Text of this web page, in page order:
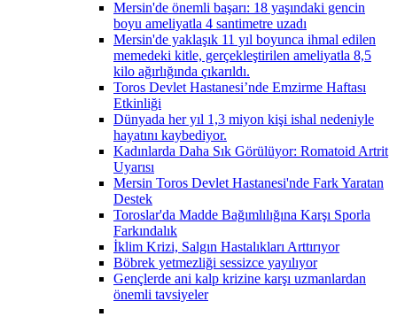
Mersin'de önemli başarı: 18 yaşındaki gencin
boyu ameliyatla 4 santimetre uzadı
Mersin'de yaklaşık 11 yıl boyunca ihmal edilen
memedeki kitle, gerçekleştirilen ameliyatla 8,5
kilo ağırlığında çıkarıldı.
Toros Devlet Hastanesi’nde Emzirme Haftası
Etkinliği
Dünyada her yıl 1,3 miyon kişi ishal nedeniyle
hayatını kaybediyor.
Kadınlarda Daha Sık Görülüyor: Romatoid Artrit
Uyarısı
Mersin Toros Devlet Hastanesi'nde Fark Yaratan
Destek
Toroslar'da Madde Bağımlılığına Karşı Sporla
Farkındalık
İklim Krizi, Salgın Hastalıkları Arttırıyor
Böbrek yetmezliği sessizce yayılıyor
Gençlerde ani kalp krizine karşı uzmanlardan
önemli tavsiyeler